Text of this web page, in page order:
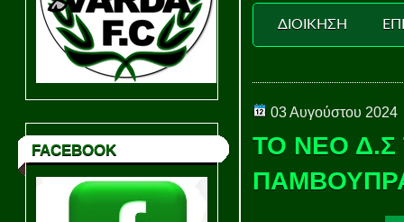
FACEBOOK
ΔΙΟΙΚΗΣΗ
03 Αυγούστου 2024
ΤΟ ΝΕΟ